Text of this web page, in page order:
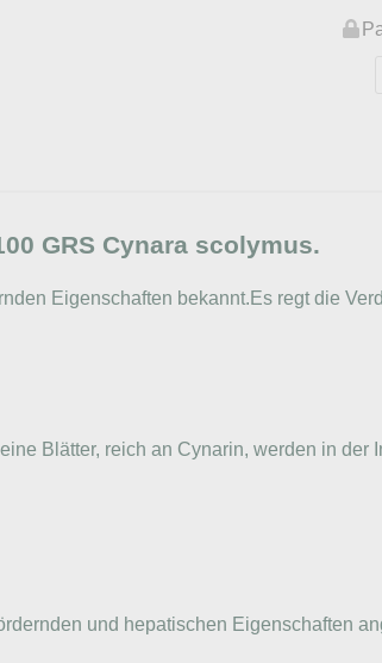
GRS Cynara scolymus.
Eigenschaften bekannt.Es regt die
Blätter, reich an Cynarin, werden in
und hepatischen Eigenschaften